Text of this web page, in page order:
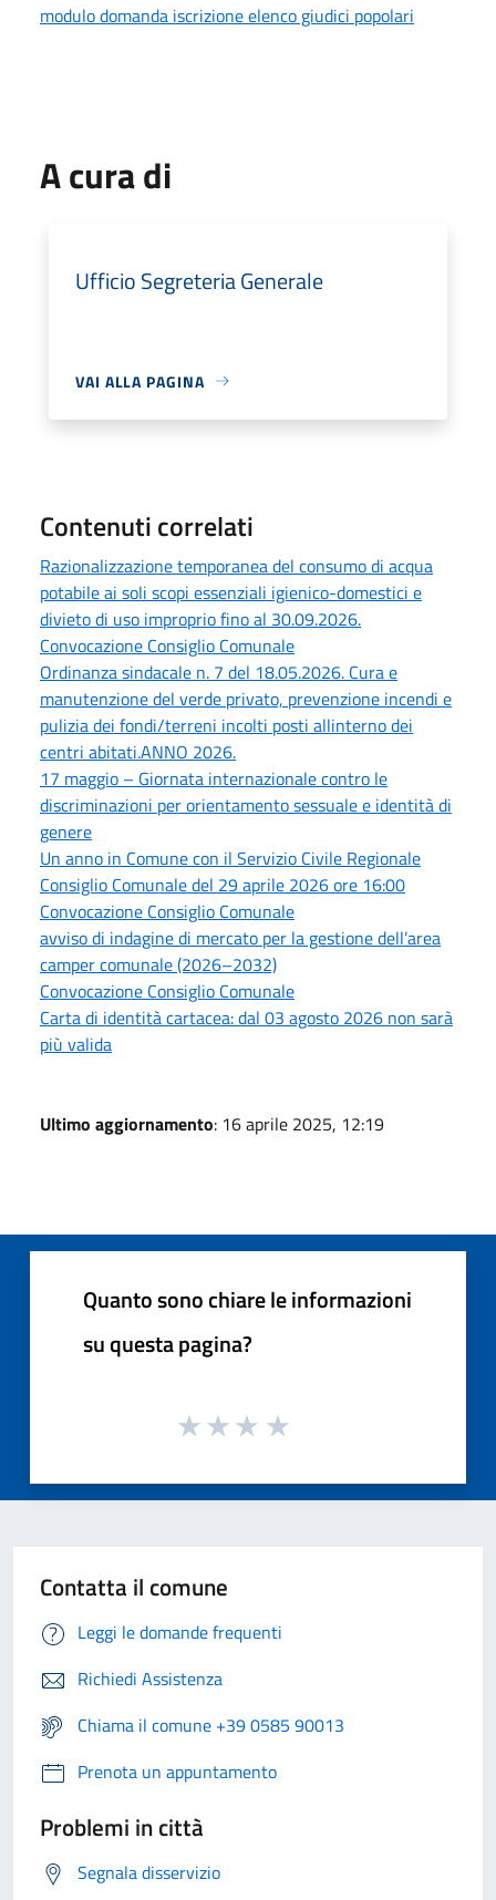
modulo domanda iscrizione elenco giudici popolari
A cura di
Ufficio Segreteria Generale
VAI ALLA PAGINA
Contenuti correlati
Razionalizzazione temporanea del consumo di acqua
potabile ai soli scopi essenziali igienico-domestici e
divieto di uso improprio fino al 30.09.2026.
Convocazione Consiglio Comunale
Ordinanza sindacale n. 7 del 18.05.2026. Cura e
manutenzione del verde privato, prevenzione incendi e
pulizia dei fondi/terreni incolti posti allinterno dei
centri abitati.ANNO 2026.
17 maggio – Giornata internazionale contro le
discriminazioni per orientamento sessuale e identità di
genere
Un anno in Comune con il Servizio Civile Regionale
Consiglio Comunale del 29 aprile 2026 ore 16:00
Convocazione Consiglio Comunale
avviso di indagine di mercato per la gestione dell’area
camper comunale (2026–2032)
Convocazione Consiglio Comunale
Carta di identità cartacea: dal 03 agosto 2026 non sarà
più valida
Ultimo aggiornamento: 16 aprile 2025, 12:19
Quanto sono chiare le informazioni
su questa pagina?
Contatta il comune
Leggi le domande frequenti
Richiedi Assistenza
Chiama il comune +39 0585 90013
Prenota un appuntamento
Problemi in città
Segnala disservizio